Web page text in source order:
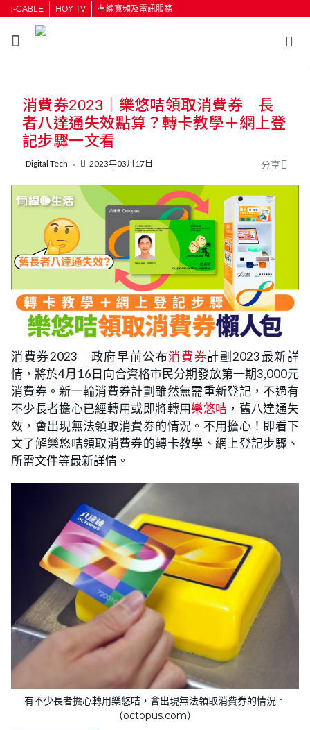
i-CABLE HOY TV 有線寬頻及電訊服務
按輸入鍵開始搜尋
消費券2023｜樂悠咭領取消費券 長
者八達通失效點算？轉卡教學＋網上登
記步驟一文看
Digital Tech 2023年03月17日 分享
消費券2023｜政府早前公布消費券計劃2023最新詳
情，將於4月16日向合資格市民分期發放第一期3,000元
消費券。新一輪消費券計劃雖然無需重新登記，不過有
不少長者擔心已經轉用或即將轉用樂悠咭 ，舊八達通失
效，會出現無法領取消費券的情況。不用擔心！即看下
文了解樂悠咭領取消費券的轉卡教學、網上登記步驟、
所需文件等最新詳情。
有不少長者擔心轉用樂悠咭，會出現無法領取消費券的情況。
（octopus.com）